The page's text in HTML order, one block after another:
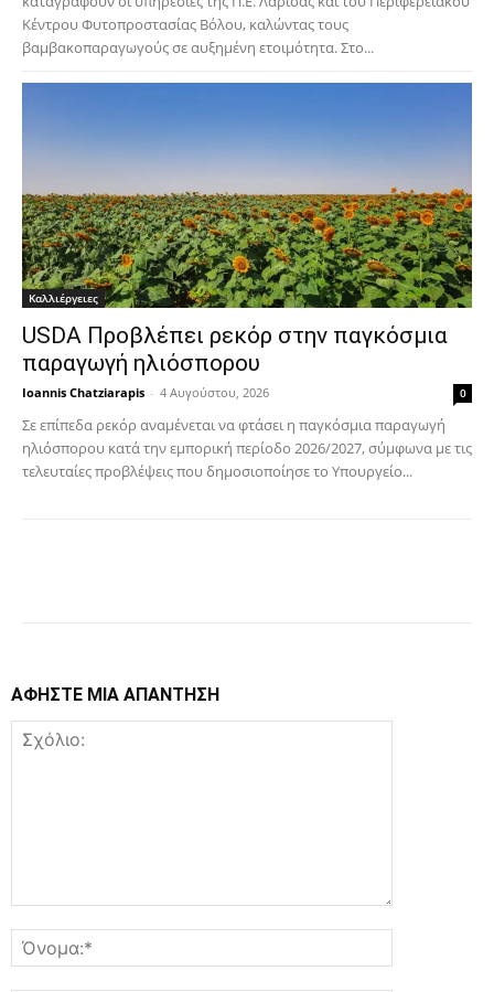
Κέντρου Φυτοπροστασίας Βόλου, καλώντας τους
βαμβακοπαραγωγούς σε αυξημένη ετοιμότητα. Στο...
Καλλιέργειες
USDA Προβλέπει ρεκόρ στην παγκόσμια
παραγωγή ηλιόσπορου
Ioannis Chatziarapis - 4 Αυγούστου, 2026 0
Σε επίπεδα ρεκόρ αναμένεται να φτάσει η παγκόσμια παραγωγή
ηλιόσπορου κατά την εμπορική περίοδο 2026/2027, σύμφωνα με τις
τελευταίες προβλέψεις που δημοσιοποίησε το Υπουργείο...
ΑΦΗΣΤΕ ΜΙΑ ΑΠΑΝΤΗΣΗ